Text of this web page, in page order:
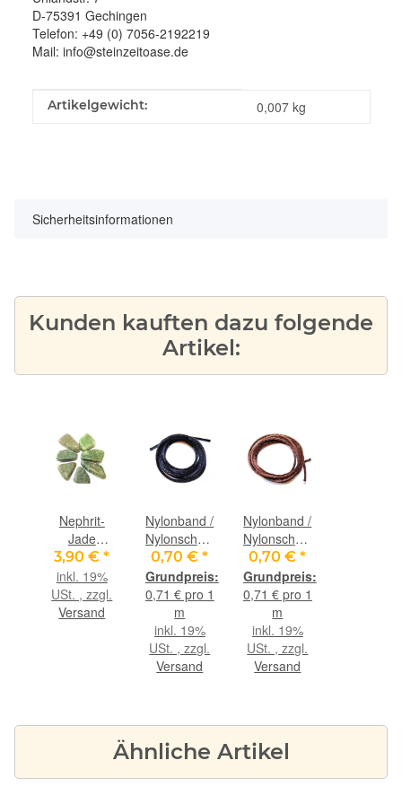
D-75391 Gechingen
Telefon: +49 (0) 7056-2192219
Mail: info@steinzeitoase.de
Produkteigenschaft
Wert
Artikelgewicht: 0,007 kg
Sicherheitsinformationen
Kunden kauften dazu folgende
Artikel:
Nephrit-
Jade
mittelgrün
Trommelsteine
Schmucksteine
3,90 €*
inkl. 19%
USt. , zzgl.
Versand
Nylonband /
Nylonschnur
schwarz -
ca. 2 mm
Durchm. x
ca. 98 cm
0,70 €*
0,71 € pro 1
m
inkl. 19%
USt. , zzgl.
Versand
Nylonband /
Nylonschnur
braun - ca.
2 mm
Durchm. x
ca. 98 cm
0,70 €*
0,71 € pro 1
m
inkl. 19%
USt. , zzgl.
Versand
Ähnliche Artikel